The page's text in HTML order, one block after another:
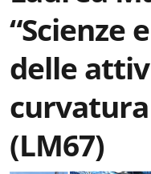
“Scienze
delle
(LM67)